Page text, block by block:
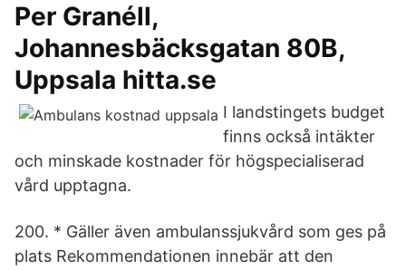
Per Granéll,
Johannesbäcksgatan 80B,
Uppsala hitta.se
I landstingets budget
finns också intäkter
och minskade kostnader för högspecialiserad
vård upptagna.
200. * Gäller även ambulanssjukvård som ges på
plats Rekommendationen innebär att den